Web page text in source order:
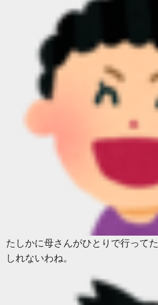
たしかに母さんがひとりで行って
しれないわね。